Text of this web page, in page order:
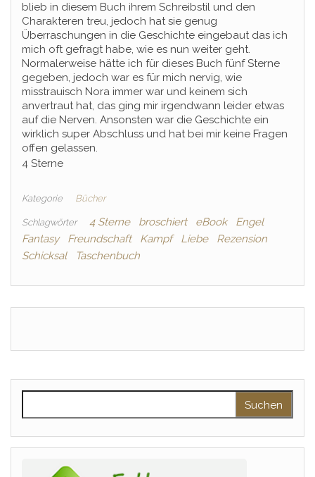
blieb in diesem Buch ihrem Schreibstil und den
Charakteren treu, jedoch hat sie genug
Überraschungen in die Geschichte eingebaut das ich
mich oft gefragt habe, wie es nun weiter geht.
Normalerweise hätte ich für dieses Buch fünf Sterne
gegeben, jedoch war es für mich nervig, wie
misstrauisch Nora immer war und keinem sich
anvertraut hat, das ging mir irgendwann leider etwas
auf die Nerven. Ansonsten war die Geschichte ein
wirklich super Abschluss und hat bei mir keine Fragen
offen gelassen.
4 Sterne
Kategorie Bücher
Schlagwörter 4 Sterne broschiert eBook
Engel
Fantasy
Freundschaft Kampf Liebe
Rezension
Schicksal
Taschenbuch